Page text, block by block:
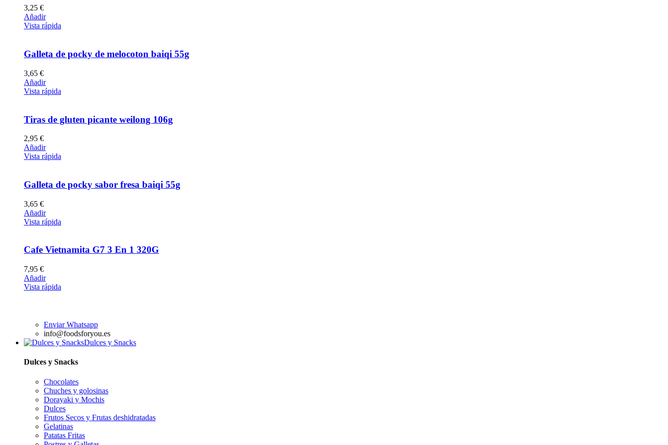
3,25 €
Añadir
Vista rápida
Galleta de pocky de melocoton baiqi 55g
3,65 €
Añadir
Vista rápida
Tiras de gluten picante weilong 106g
2,95 €
Añadir
Vista rápida
Galleta de pocky sabor fresa baiqi 55g
3,65 €
Añadir
Vista rápida
Cafe Vietnamita G7 3 En 1 320G
7,95 €
Añadir
Vista rápida
Enviar Whatsapp
info@foodsforyou.es
Dulces y Snacks
Dulces y Snacks
Chocolates
Chuches y golosinas
Dorayaki y Mochis
Dulces
Frutos Secos y Frutas deshidratadas
Gelatinas
Patatas Fritas